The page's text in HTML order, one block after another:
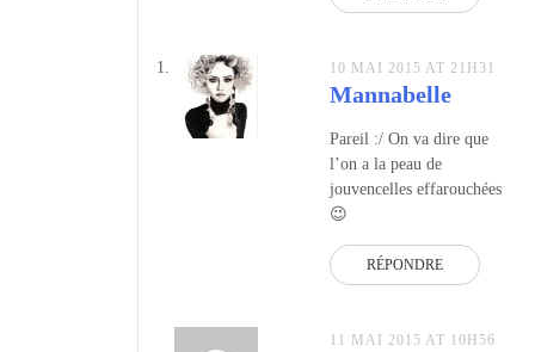
10 MAI 2015 AT 21H31
Mannabelle
Pareil :/ On va dire que
l’on a la peau de
jouvencelles effarouchées
😉
RÉPONDRE
11 MAI 2015 AT 10H56